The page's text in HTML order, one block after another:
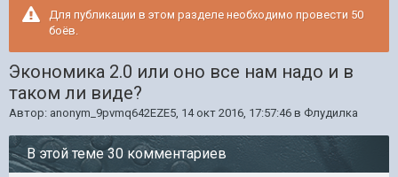
Для публикации в этом разделе необходимо провести 50
боёв.
Экономика 2.0 или оно все нам надо и в
таком ли виде?
Автор: anonym_9pvmq642EZE5, 14 окт 2016, 17:57:46 в Флудилка
В этой теме 30 комментариев